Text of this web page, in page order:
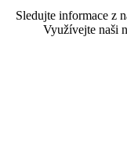
Sledujte informace z
Využívejte naši